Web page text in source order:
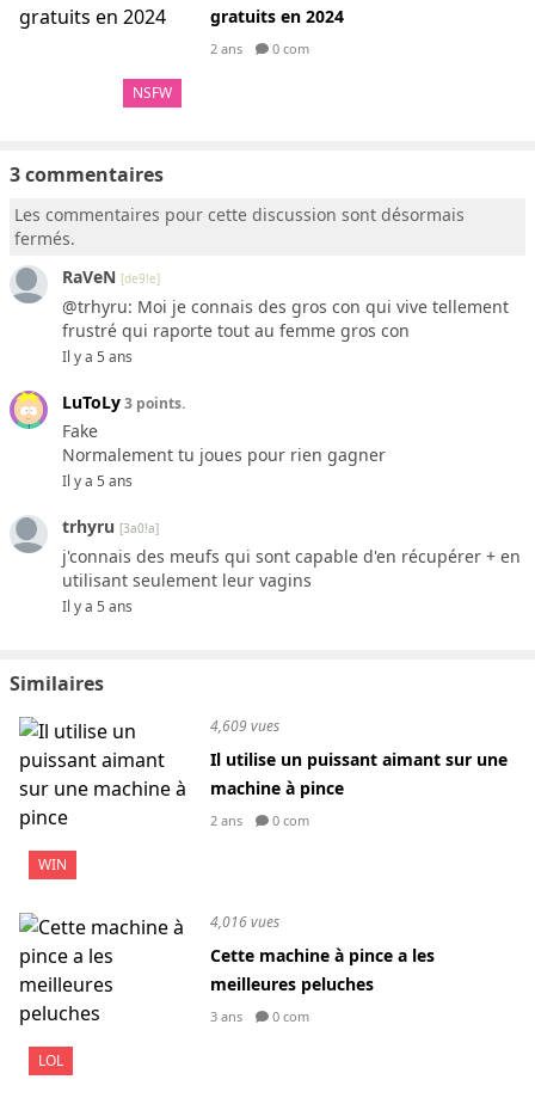
NSFW
gratuits en 2024
2 ans 0 com
3 commentaires
Les commentaires pour cette discussion sont désormais
fermés.
RaVeN [de9!e]
@trhyru: Moi je connais des gros con qui vive tellement
frustré qui raporte tout au femme gros con
Il y a 5 ans
LuToLy3 points.
Fake
Normalement tu joues pour rien gagner
Il y a 5 ans
trhyru [3a0!a]
j'connais des meufs qui sont capable d'en récupérer + en
utilisant seulement leur vagins
Il y a 5 ans
Similaires
WIN
4,609 vues
Il utilise un puissant aimant sur une
machine à pince
2 ans 0 com
LOL
4,016 vues
Cette machine à pince a les
meilleures peluches
3 ans 0 com